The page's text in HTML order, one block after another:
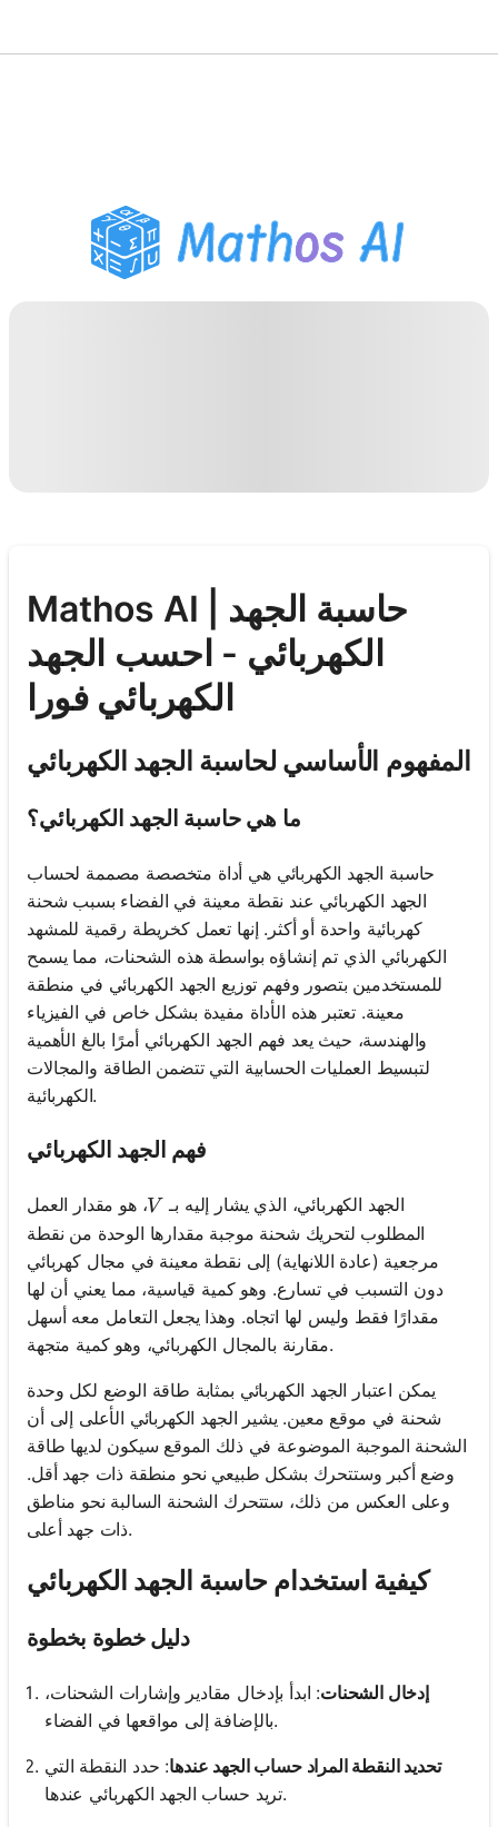
مساعد واجبات PDF
أدوات الدراسة
Mathos AI | حاسبة الجهد
الكهربائي - احسب الجهد
الكهربائي فورا
المفهوم الأساسي لحاسبة الجهد الكهربائي
ما هي حاسبة الجهد الكهربائي؟
حاسبة الجهد الكهربائي هي أداة متخصصة مصممة لحساب
الجهد الكهربائي عند نقطة معينة في الفضاء بسبب شحنة
كهربائية واحدة أو أكثر. إنها تعمل كخريطة رقمية للمشهد
الكهربائي الذي تم إنشاؤه بواسطة هذه الشحنات، مما يسمح
للمستخدمين بتصور وفهم توزيع الجهد الكهربائي في منطقة
معينة. تعتبر هذه الأداة مفيدة بشكل خاص في الفيزياء
والهندسة، حيث يعد فهم الجهد الكهربائي أمرًا بالغ الأهمية
لتبسيط العمليات الحسابية التي تتضمن الطاقة والمجالات
الكهربائية.
فهم الجهد الكهربائي
الجهد الكهربائي، الذي يشار إليه بـ V
V، هو مقدار العمل
المطلوب لتحريك شحنة موجبة مقدارها الوحدة من نقطة
مرجعية (عادة اللانهاية) إلى نقطة معينة في مجال كهربائي
دون التسبب في تسارع. وهو كمية قياسية، مما يعني أن لها
مقدارًا فقط وليس لها اتجاه. وهذا يجعل التعامل معه أسهل
مقارنة بالمجال الكهربائي، وهو كمية متجهة.
يمكن اعتبار الجهد الكهربائي بمثابة طاقة الوضع لكل وحدة
شحنة في موقع معين. يشير الجهد الكهربائي الأعلى إلى أن
الشحنة الموجبة الموضوعة في ذلك الموقع سيكون لديها طاقة
وضع أكبر وستتحرك بشكل طبيعي نحو منطقة ذات جهد أقل.
وعلى العكس من ذلك، ستتحرك الشحنة السالبة نحو مناطق
ذات جهد أعلى.
كيفية استخدام حاسبة الجهد الكهربائي
دليل خطوة بخطوة
إدخال الشحنات: ابدأ بإدخال مقادير وإشارات الشحنات،
بالإضافة إلى مواقعها في الفضاء.
تحديد النقطة المراد حساب الجهد عندها: حدد النقطة التي
تريد حساب الجهد الكهربائي عندها.